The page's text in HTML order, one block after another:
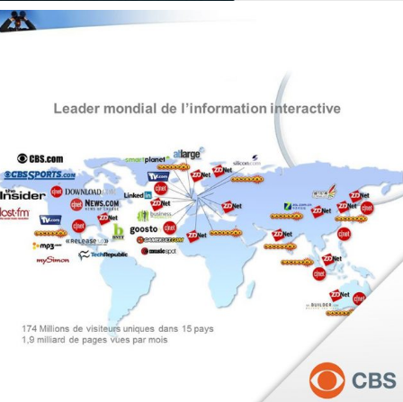
CRM / DATA / KPI TRANSFORMATION DIGITALE